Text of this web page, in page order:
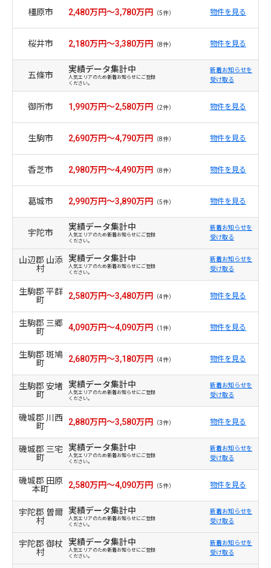
橿原市 2,480万円～3,780万円 （5件） 物件を見る
桜井市 2,180万円～3,380万円 （8件） 物件を見る
五條市
実績データ集計中
人気エリアのため新着お知らせにご登録
ください。
新着お知らせを
受け取る
御所市 1,990万円～2,580万円 （2件） 物件を見る
生駒市 2,690万円～4,790万円 （8件） 物件を見る
香芝市 2,980万円～4,490万円 （8件） 物件を見る
葛城市 2,990万円～3,890万円 （5件） 物件を見る
宇陀市
実績データ集計中
人気エリアのため新着お知らせにご登録
ください。
新着お知らせを
受け取る
山辺郡 山添
村
実績データ集計中
人気エリアのため新着お知らせにご登録
ください。
新着お知らせを
受け取る
生駒郡 平群
町
2,580万円～3,480万円 （4件） 物件を見る
生駒郡 三郷
町
4,090万円～4,090万円 （1件） 物件を見る
生駒郡 斑鳩
町
2,680万円～3,180万円 （4件） 物件を見る
生駒郡 安堵
町
実績データ集計中
人気エリアのため新着お知らせにご登録
ください。
新着お知らせを
受け取る
磯城郡 川西
町
2,880万円～3,580万円 （3件） 物件を見る
磯城郡 三宅
町
実績データ集計中
人気エリアのため新着お知らせにご登録
ください。
新着お知らせを
受け取る
磯城郡 田原
本町
2,580万円～4,090万円 （5件） 物件を見る
宇陀郡 曽爾
村
実績データ集計中
人気エリアのため新着お知らせにご登録
ください。
新着お知らせを
受け取る
宇陀郡 御杖
村
実績データ集計中
人気エリアのため新着お知らせにご登録
ください。
新着お知らせを
受け取る